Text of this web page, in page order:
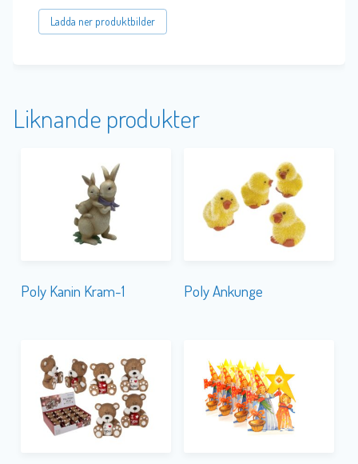
Ladda ner produktbilder
Liknande produkter
Poly Kanin Kram-1 Poly Ankunge